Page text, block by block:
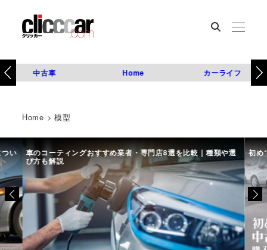
中古車 Home カーライフ
Home >模型
い 車のコーティングおすすめ業者・専門店8選を比較｜種類や選
び方も解説
初め